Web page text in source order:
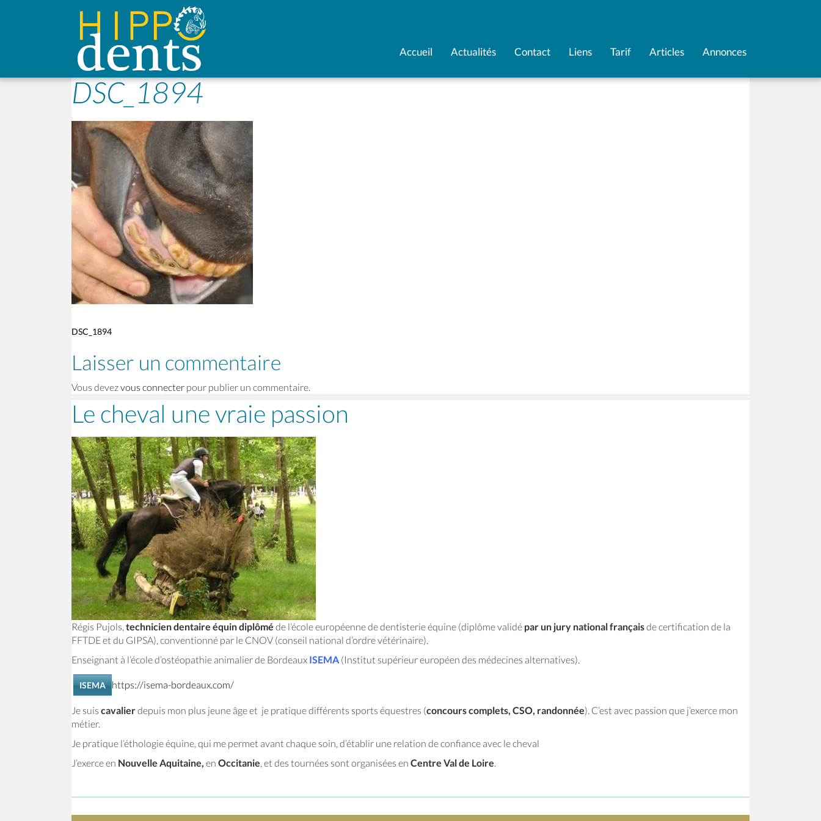
Accueil Actualités Contact Liens Tarif Articles Annonces
DSC_1894
DSC_1894
Laisser un commentaire
Vous devezvous connecter pour publier un commentaire.
Le cheval une vraie passion
Régis Pujols, technicien dentaire équin diplômé de l’école européenne de dentisterie équine (diplôme validé par un jury national françaisde certification de la
FFTDE et du GIPSA), conventionné par le CNOV (conseil national d’ordre vétérinaire).
Enseignant à l’école d’ostéopathie animalier de Bordeaux ISEMA (Institut supérieur européen des médecines alternatives).
ISEMA https://isema-bordeaux.com/
Je suis cavalierdepuis mon plus jeune âge et je pratique différents sports équestres (concours complets, CSO, randonnée). C’est avec passion que j’exerce mon
métier.
Je pratique l’éthologie équine, qui me permet avant chaque soin, d’établir une relation de confiance avec le cheval
J’exerce en Nouvelle Aquitaine, en Occitanie, et des tournées sont organisées en Centre Val de Loire.